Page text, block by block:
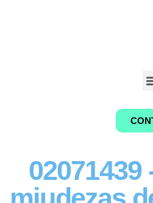
02071439